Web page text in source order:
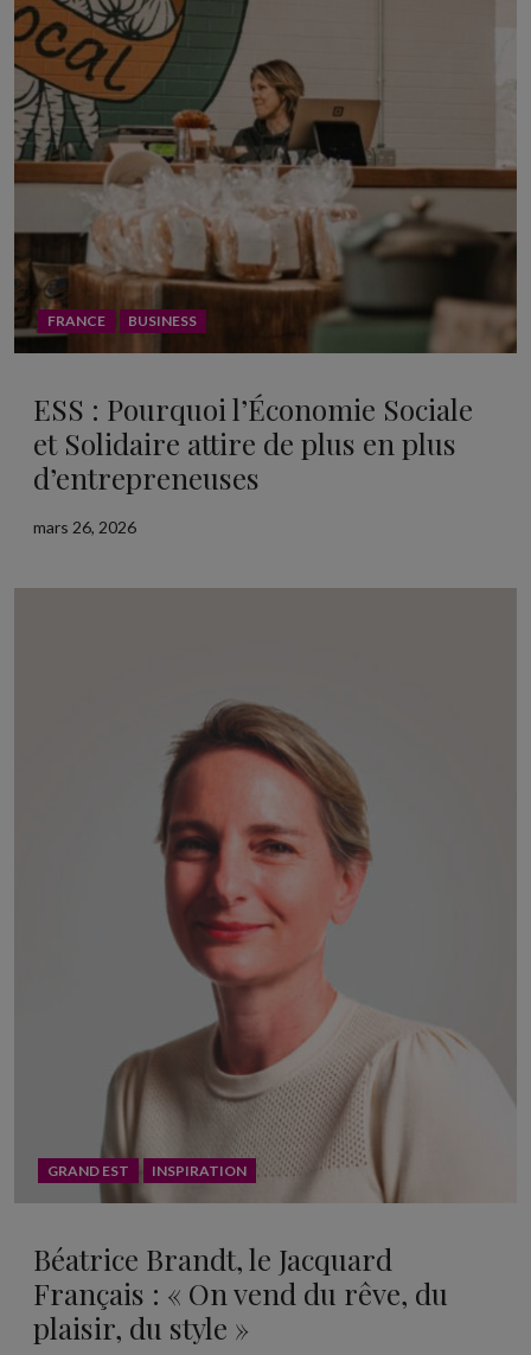
FRANCE BUSINESS
ESS : Pourquoi l’Économie Sociale
et Solidaire attire de plus en plus
d’entrepreneuses
mars 26, 2026
GRAND EST INSPIRATION
Béatrice Brandt, le Jacquard
Français : « On vend du rêve, du
plaisir, du style »